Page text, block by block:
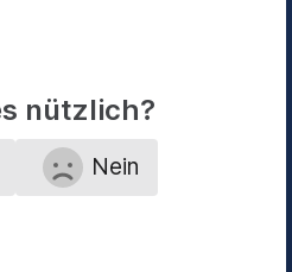
nützlich?
Nein